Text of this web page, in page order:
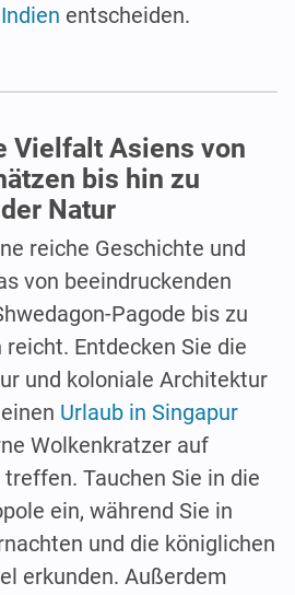
entscheiden.
Vielfalt Asiens von
bis hin zu
Natur
reiche Geschichte und
von beeindruckenden
Pagode bis zu
Entdecken Sie die
und koloniale Architektur
Urlaub in Singapur
Wolkenkratzer auf
Tauchen Sie in die
ein, während Sie in
und die königlichen
erkunden. Außerdem